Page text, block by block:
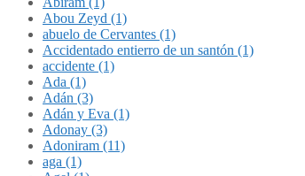
Abou Zeyd (1)
abuelo de Cervantes (1)
Accidentado entierro de un santón (1)
accidente (1)
Ada (1)
Adán (3)
Adán y Eva (1)
Adonay (3)
Adoniram (11)
aga (1)